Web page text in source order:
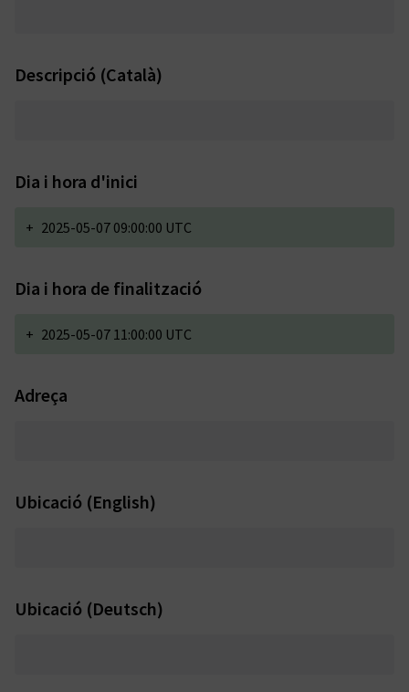
Descripció (Català)
Dia i hora d'inici
+ 2025-05-07 09:00:00 UTC
Dia i hora de finalització
+ 2025-05-07 11:00:00 UTC
Adreça
Ubicació (English)
Ubicació (Deutsch)